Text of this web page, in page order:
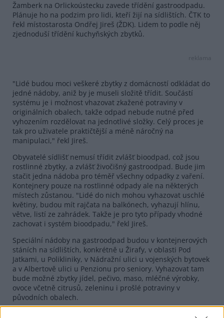
Žamberk na Orlickoústecku zavede třídění gastroodpadu.
Plánuje ho na podzim pro lidi, kteří žijí na sídlištích. ČTK to
řekl místostarosta Ondřej Jireš (ŽDK). Lidem to podle něj
zjednoduší třídění kuchyňských zbytků.
reklama
"Lidé budou moci veškeré zbytky z domácností odkládat do
jedné nádoby, aniž by je museli složitě třídit. Součástí
systému je i možnost vhazovat zkažené potraviny v
originálních obalech, takže odpad nebude nutné před
vyhozením rozdělovat na jednotlivé složky. Celý proces je
tak pro uživatele praktičtější a méně náročný na
manipulaci," řekl Jireš.
Obyvatelé sídlišť nemusí třídit zvlášť bioodpad, což jsou
rostlinné zbytky, a zvlášť živočišný gastroodpad. Bude jim
stačit jedna nádoba pro téměř všechny odpadky z vaření.
Kontejnery pouze na rostlinné odpady ale na některých
místech zůstanou. "Lidé do nich mohou vyhazovat uschlé
květiny, budou mít rajčata na balkónech, vyhazují hlínu,
větve, listí ze zahrádek. Takže je pro tyto případy vhodné
zachovat i systém bioodpadu," řekl Jireš.
Speciální nádoby na gastroodpad budou v kontejnerových
stáních na sídlištích, konkrétně u Žirafy, v oblasti Pod
Jatkami, u Polikliniky, v Nádražní ulici u vojenských bytovek
a v Albertově ulici u Penzionu pro seniory. Vyhazovat tam
bude možné zbytky jídel, pečivo, maso, mléčné výrobky,
ovoce včetně citrusů, zeleninu i prošlé potraviny v
původních obalech.